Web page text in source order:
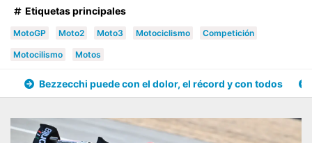
Etiquetas principales
MotoGP Moto2 Moto3 Motociclismo Competición
Motocilismo Motos
Bezzecchi puede con el dolor, el récord y con todos